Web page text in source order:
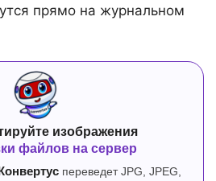
прямо на журнальном
изображения
файлов на сервер
Конвертуспереведет JPG, JPEG,